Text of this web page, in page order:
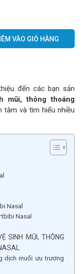
VÀO GIỎ HÀNG
đến các bạn sản
mũi, thông thoáng
tâm và tìm hiểu nhiều
Nasal
Nasal
SINH MŨI, THÔNG
dịch muối ưu trương